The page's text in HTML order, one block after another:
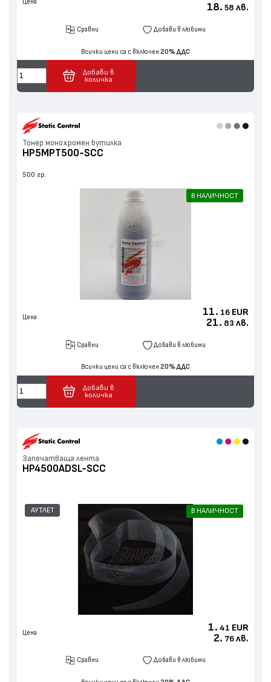
Цена
18. 58 лв.
Сравни Добави в любими
Всички цени са с включен 20% ДДС
Добави в
количка
Тонер монохромен бутилка
HP5MPT500-SCC
500 гр.
В НАЛИЧНОСТ
Цена 11. 16 EUR
21. 83 лв.
Сравни Добави в любими
Всички цени са с включен 20% ДДС
Добави в
количка
Запечатваща лента
HP4500ADSL-SCC
АУТЛЕТ В НАЛИЧНОСТ
Цена 1. 41 EUR
2. 76 лв.
Сравни Добави в любими